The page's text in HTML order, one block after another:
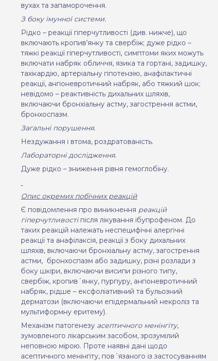
вухах та запаморочення.
З боку імунної системи.
Рідко – реакції гіперчутливості (див. нижче), що
включають кропив’янку та свербіж; дуже рідко –
тяжкі реакції гіперчутливості, симптоми яких можуть
включати набряк обличчя, язика та гортані, задишку,
тахікардію, артеріальну гіпотензію, анафілактичні
реакції, ангіоневротичний набряк, або тяжкий шок;
невідомо – реактивність дихальних шляхів,
включаючи бронхіальну астму, загострення астми,
бронхоспазм.
Загальні порушення.
Нездужання і втома, роздратованість.
Лабораторні дослідження.
Дуже рідко – зниження рівня гемоглобіну.
Опис окремих побічних реакцій
Є повідомлення про виникнення реакцій
гіперчутливостіпісля лікування ібупрофеном. До
таких реакцій належать неспецифічні алергічні
реакції та анафілаксія, реакції з боку дихальних
шляхів, включаючи бронхіальну астму, загострення
астми, бронхоспазм або задишку, різні розлади з
боку шкіри, включаючи висипи різного типу,
свербіж, кропив´янку, пурпуру, ангіоневротичний
набряк, рідше – ексфоліативний та бульозний
дерматози (включаючи епідермальний некроліз та
мультиформну еритему).
Механізм патогенезу асептичного менінгіту,
зумовленого лікарським засобом, зрозумілий
неповною мірою. Проте наявні дані щодо
асептичного менінгіту, пов´язаного із застосуванням